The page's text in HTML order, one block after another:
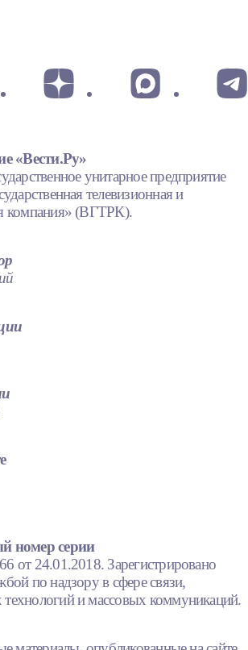
«Вести.Ру»
унитарное предприятие
телевизионная и
компания» (ВГТРК).
номер серии
24.01.2018. Зарегистрировано
по надзору в сфере связи,
и массовых коммуникаций.